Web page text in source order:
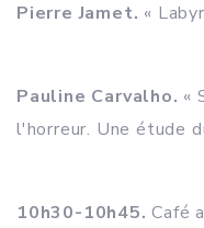
Pierre Jamet. «
Pauline Carvalho. «
l'horreur. Une étude
10h30-10h45. Café